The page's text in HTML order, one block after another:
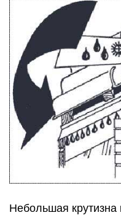
Небольшая